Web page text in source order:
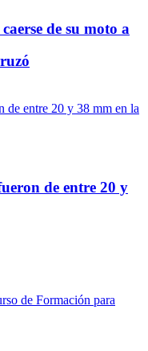
de su moto a
de entre 20 y